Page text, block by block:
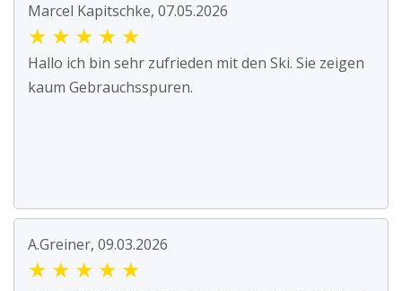
Marcel Kapitschke, 07.05.2026
★ ★ ★ ★ ★
Hallo ich bin sehr zufrieden mit den Ski. Sie zeigen
kaum Gebrauchsspuren.
A.Greiner, 09.03.2026
★ ★ ★ ★ ★